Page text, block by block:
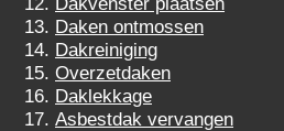
Daken ontmossen
Dakreiniging
Overzetdaken
Daklekkage
Asbestdak vervangen